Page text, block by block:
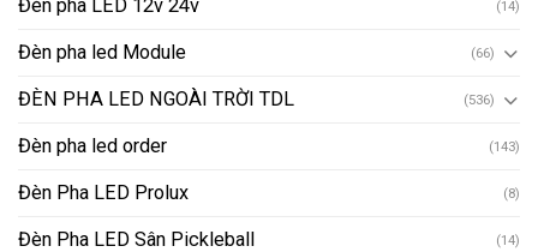
Đèn pha LED 12v 24v (14)
Đèn pha led Module (66)
ĐÈN PHA LED NGOÀI TRỜI TDL (536)
Đèn pha led order (143)
Đèn Pha LED Prolux (8)
Đèn Pha LED Sân Pickleball (14)